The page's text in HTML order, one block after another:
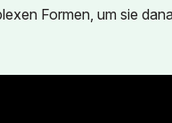
Formen, um sie